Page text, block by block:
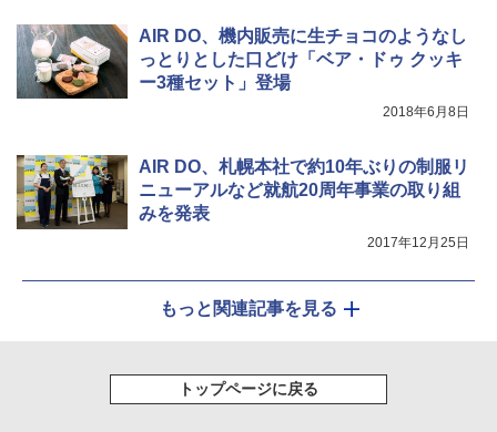
AIR DO、機内販売に生チョコのようなし
っとりとした口どけ「ベア・ドゥ クッキ
ー3種セット」登場
2018年6月8日
AIR DO、札幌本社で約10年ぶりの制服リ
ニューアルなど就航20周年事業の取り組
みを発表
2017年12月25日
もっと関連記事を見る
トップページに戻る